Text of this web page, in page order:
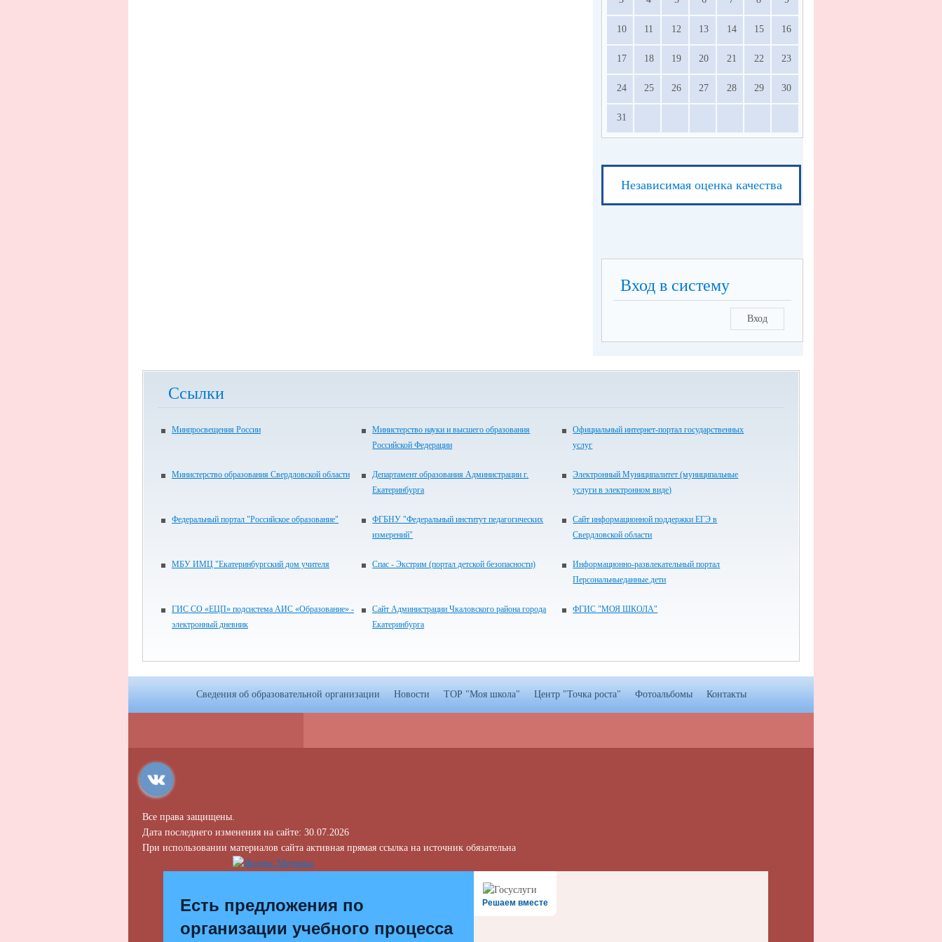
10 11 12 13 14 15 16
17 18 19 20 21 22 23
24 25 26 27 28 29 30
31
Независимая оценка качества
Вход в систему
Вход
Ссылки
Минпросвещения России
Министерство науки и высшего образования
Российской Федерации
Официальный интернет-портал государственных
услуг
Министерство образования Свердловской области
Департамент образования Администрации г.
Екатеринбурга
Электронный Муниципалитет (муниципальные
услуги в электронном виде)
Федеральный портал "Российское образование"
ФГБНУ "Федеральный институт педагогических
измерений"
Сайт информационной поддержки ЕГЭ в
Свердловской области
МБУ ИМЦ "Екатеринбургский дом учителя Спас - Экстрим (портал детской безопасности)
Информационно-развлекательный портал
Персональныеданные.дети
ГИС СО «ЕЦП» подсистема АИС «Образование» -
электронный дневник
Сайт Администрации Чкаловского района города
Екатеринбурга
ФГИС "МОЯ ШКОЛА"
Сведения об образовательной организации Новости ТОР "Моя школа" Центр "Точка роста" Фотоальбомы Контакты
Все права защищены.
Дата последнего изменения на сайте: 30.07.2026
При использовании материалов сайта активная прямая ссылка на источник обязательна
Решаем вместе
Есть предложения по
организации учебного процесса